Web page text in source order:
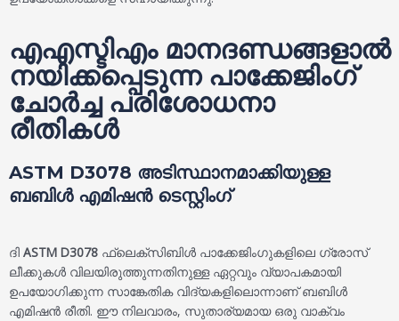
എഎസ്ടിഎം മാനദണ്ഡങ്ങളാൽ
നയിക്കപ്പെടുന്ന പാക്കേജിംഗ്
ചോർച്ച പരിശോധനാ
രീതികൾ
ASTM D3078 അടിസ്ഥാനമാക്കിയുള്ള
ബബിൾ എമിഷൻ ടെസ്റ്റിംഗ്
ദി ASTM D3078 ഫ്ലെക്സിബിൾ പാക്കേജിംഗുകളിലെ ഗ്രോസ്
ലീക്കുകൾ വിലയിരുത്തുന്നതിനുള്ള ഏറ്റവും വ്യാപകമായി
ഉപയോഗിക്കുന്ന സാങ്കേതിക വിദ്യകളിലൊന്നാണ് ബബിൾ
എമിഷൻ രീതി. ഈ നിലവാരം, സുതാര്യമായ ഒരു വാക്വം